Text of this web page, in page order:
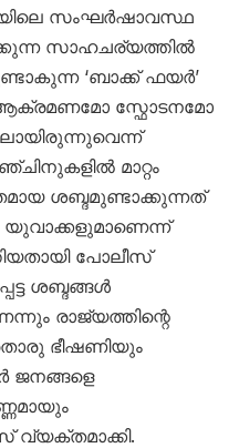
സംഘർഷാവസ്ഥ
സാഹചര്യത്തിൽ
‘ബാക്ക് ഫയർ’
സ്ഫോടനമോ
മാറ്റം
ശബ്ദമുണ്ടാക്കുന്നത്
യുവാക്കളുമാണെന്ന്
പോലീസ്
ശബ്ദങ്ങൾ
രാജ്യത്തിന്റെ
ഭീഷണിയും
ജനങ്ങളെ
വ്യക്തമാക്കി.